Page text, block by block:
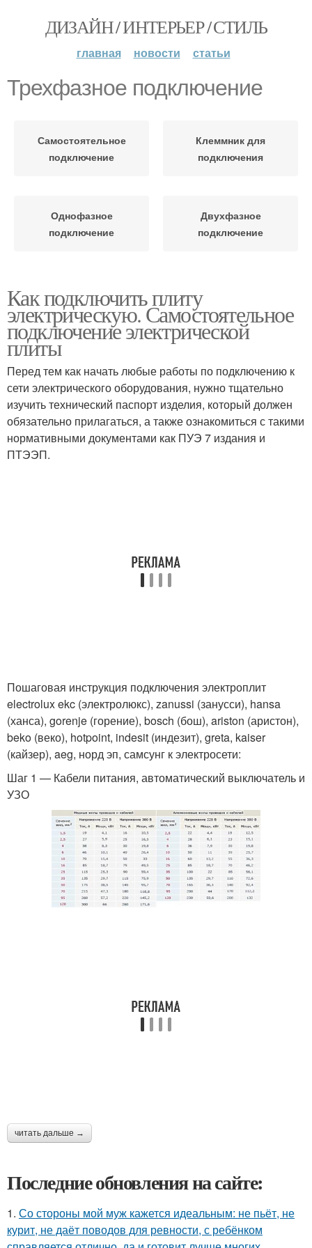
ДИЗАЙН / ИНТЕРЬЕР / СТИЛЬ
главная новости статьи
Трехфазное подключение
Самостоятельное
подключение
Клеммник для
подключения
Однофазное
подключение
Двухфазное
подключение
Как подключить плиту
электрическую. Самостоятельное
подключение электрической
плиты
Перед тем как начать любые работы по подключению к
сети электрического оборудования, нужно тщательно
изучить технический паспорт изделия, который должен
обязательно прилагаться, а также ознакомиться с такими
нормативными документами как ПУЭ 7 издания и
ПТЭЭП.
Пошаговая инструкция подключения электроплит
electrolux ekc (электролюкс), zanussi (занусси), hansa
(ханса), gorenje (горение), bosch (бош), ariston (аристон),
beko (веко), hotpoint, indesit (индезит), greta, kaiser
(кайзер), aeg, норд эп, самсунг к электросети:
Шаг 1 — Кабели питания, автоматический выключатель и
УЗО
читать дальше →
Последние обновления на сайте:
1. Со стороны мой муж кажется идеальным: не пьёт, не
курит, не даёт поводов для ревности, с ребёнком